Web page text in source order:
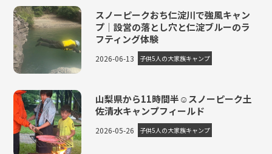
スノーピークおち仁淀川で強風キャン
プ｜設営の落とし穴と仁淀ブルーのラ
フティング体験
2026-06-13 子供5人の大家族キャンプ
山梨県から11時間半☺スノーピーク土
佐清水キャンプフィールド
2026-05-26 子供5人の大家族キャンプ